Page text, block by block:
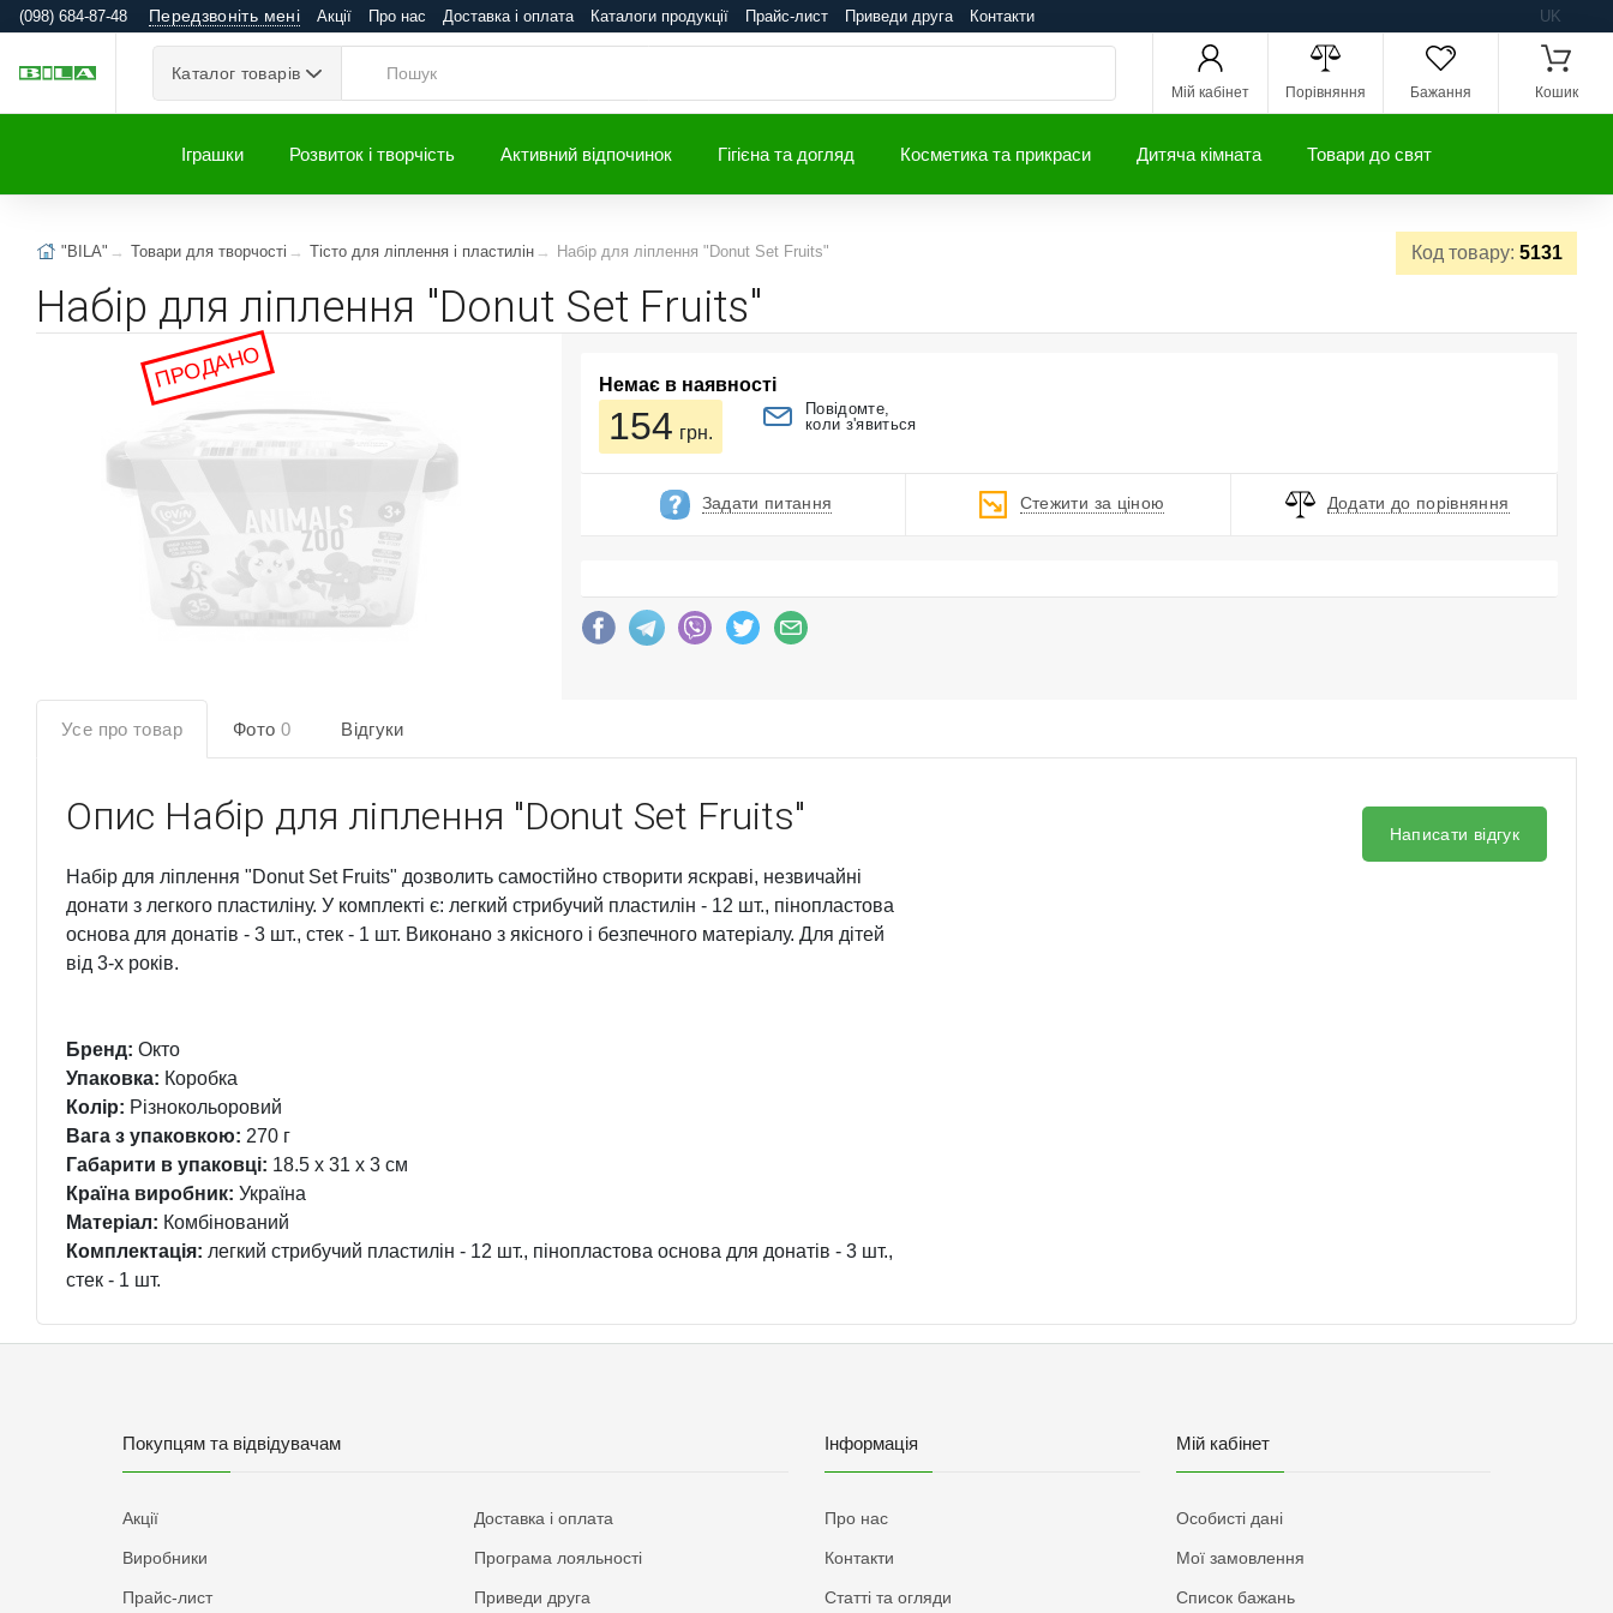
(098) 684-87-48 Передзвоніть мені Акції Про нас Доставка і оплата Каталоги продукції Прайс-лист Приведи друга Контакти UK
Каталог товарів
Мій кабінет Порівняння Бажання Кошик
Іграшки Розвиток і творчість Активний відпочинок Гігієна та догляд Косметика та прикраси Дитяча кімната Товари до свят
Код товару: 5131
"BILA" Товари для творчості Тісто для ліплення і пластилін Набір для ліплення "Donut Set Fruits"
Набір для ліплення "Donut Set Fruits"
ПРОДАНО Немає в наявності
154 грн.
Повідомте,
коли з'явиться
Задати питання Стежити за ціною Додати до порівняння
Усе про товар Фото 0 Відгуки
Опис Набір для ліплення "Donut Set Fruits"
Набір для ліплення "Donut Set Fruits" дозволить самостійно створити яскраві, незвичайні
донати з легкого пластиліну. У комплекті є: легкий стрибучий пластилін - 12 шт., пінопластова
основа для донатів - 3 шт., стек - 1 шт. Виконано з якісного і безпечного матеріалу. Для дітей
від 3-х років.
Бренд: Окто
Упаковка: Коробка
Колір: Різнокольоровий
Вага з упаковкою: 270 г
Габарити в упаковці: 18.5 x 31 x 3 см
Країна виробник: Україна
Матеріал: Комбінований
Комплектація: легкий стрибучий пластилін - 12 шт., пінопластова основа для донатів - 3 шт.,
стек - 1 шт.
Написати відгук
Покупцям та відвідувачам
Акції
Виробники
Прайс-лист
Доставка і оплата
Програма лояльності
Приведи друга
Інформація
Про нас
Контакти
Статті та огляди
Мій кабінет
Особисті дані
Мої замовлення
Список бажань